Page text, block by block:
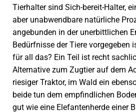
Tierhalter sind Sich-bereit-Halter,
aber unabwendbare natürliche
angebunden in der unerbittlichen
Bedürfnisse der Tiere vorgegeben
für all das? Ein Teil ist recht
Alternative zum Zugtier auf dem
riesiger Traktor, im Wald ein
beide tun dem empfindlichen
gut wie eine Elefantenherde einer